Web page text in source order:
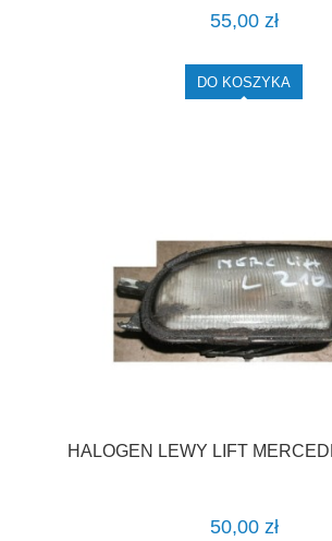
55,00 zł
DO KOSZYKA
HALOGEN LEWY LIFT
50,00 zł